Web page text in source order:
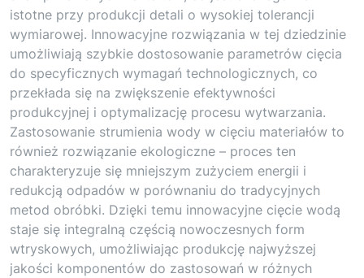
istotne przy produkcji detali o wysokiej tolerancji
wymiarowej. Innowacyjne rozwiązania w tej dziedzinie
umożliwiają szybkie dostosowanie parametrów cięcia
do specyficznych wymagań technologicznych, co
przekłada się na zwiększenie efektywności
produkcyjnej i optymalizację procesu wytwarzania.
Zastosowanie strumienia wody w cięciu materiałów to
również rozwiązanie ekologiczne – proces ten
charakteryzuje się mniejszym zużyciem energii i
redukcją odpadów w porównaniu do tradycyjnych
metod obróbki. Dzięki temu innowacyjne cięcie wodą
staje się integralną częścią nowoczesnych form
wtryskowych, umożliwiając produkcję najwyższej
jakości komponentów do zastosowań w różnych